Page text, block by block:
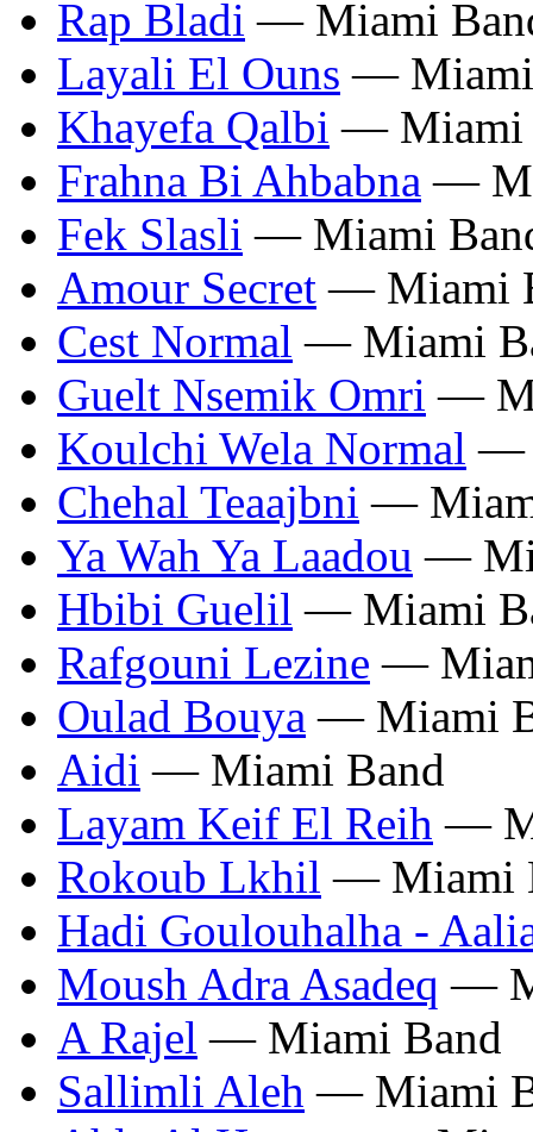
Rap Bladi — Miami
Layali El Ouns — Miami
Khayefa Qalbi — Miami
Frahna Bi Ahbabna —
Fek Slasli — Miami
Amour Secret — Miami
Cest Normal — Miami
Guelt Nsemik Omri —
Koulchi Wela Normal —
Chehal Teaajbni —
Ya Wah Ya Laadou —
Hbibi Guelil — Miami
Rafgouni Lezine —
Oulad Bouya — Miami
Aidi — Miami Band
Layam Keif El Reih —
Rokoub Lkhil — Miami
Hadi Goulouhalha -
Moush Adra Asadeq —
A Rajel — Miami Band
Sallimli Aleh — Miami